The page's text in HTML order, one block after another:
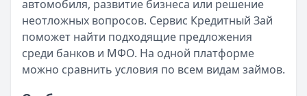
Брать кредит сейчас или подождать? Что изменилось к
Кратко:Осенью 2025 года ставки по кредитам
Опубликовано:4 сентября 2025 г.
Категория:Кредиты
Читать новость
автомобиля, развитие бизнеса или решение
неотложных вопросов. Сервис Кредитный Зай
поможет найти подходящие предложения
среди банков и МФО. На одной платформе
можно сравнить условия по всем видам займов.